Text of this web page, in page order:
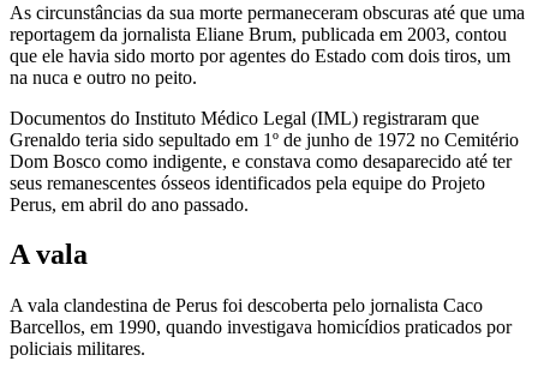
As circunstâncias da sua morte permaneceram obscuras até que uma
reportagem da jornalista Eliane Brum, publicada em 2003, contou
que ele havia sido morto por agentes do Estado com dois tiros, um
na nuca e outro no peito.
Documentos do Instituto Médico Legal (IML) registraram que
Grenaldo teria sido sepultado em 1º de junho de 1972 no Cemitério
Dom Bosco como indigente, e constava como desaparecido até ter
seus remanescentes ósseos identificados pela equipe do Projeto
Perus, em abril do ano passado.
A vala
A vala clandestina de Perus foi descoberta pelo jornalista Caco
Barcellos, em 1990, quando investigava homicídios praticados por
policiais militares.